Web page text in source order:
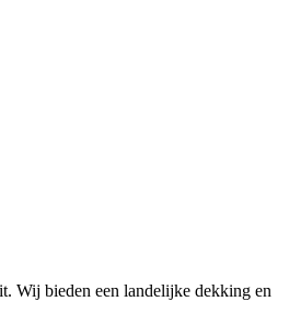
Wij bieden een landelijke dekking en